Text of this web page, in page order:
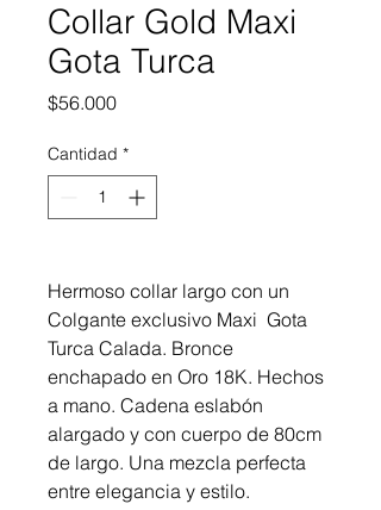
Collar Gold Maxi
Gota Turca
$56.000Precio
Cantidad *
Hermoso collar largo con un
Colgante exclusivo Maxi Gota
Turca Calada. Bronce
enchapado en Oro 18K. Hechos
a mano. Cadena eslabón
alargado y con cuerpo de 80cm
de largo. Una mezcla perfecta
entre elegancia y estilo.